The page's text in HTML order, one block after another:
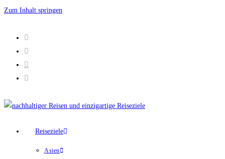
Zum Inhalt springen
Reiseziele
Asien